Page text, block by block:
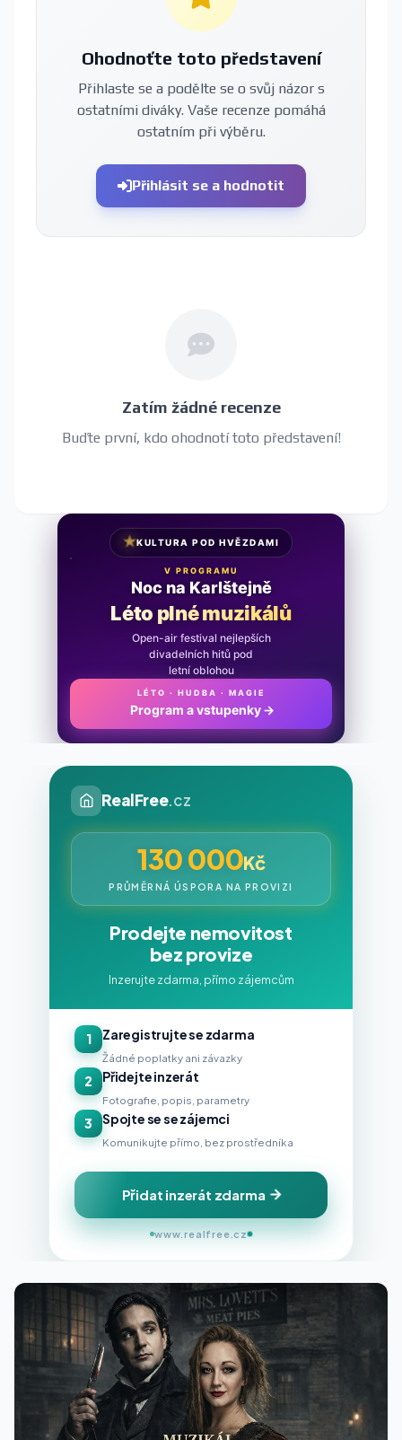
Ohodnoťte toto představení
Přihlaste se a podělte se o svůj názor s
ostatními diváky. Vaše recenze pomáhá
ostatním při výběru.
Přihlásit se a hodnotit
Zatím žádné recenze
Buďte první, kdo ohodnotí toto představení!
★KULTURA POD HVĚZDAMI
V PROGRAMU
Noc na Karlštejně
Léto plné muzikálů
Open-air festival nejlepších
divadelních hitů pod
letní oblohou
LÉTO · HUDBA · MAGIE
Program a vstupenky→
RealFree.cz
130 000Kč
PRŮMĚRNÁ ÚSPORA NA PROVIZI
Prodejte nemovitost
bez provize
Inzerujte zdarma, přímo zájemcům
1 Zaregistrujte se zdarma
Žádné poplatky ani závazky
2 Přidejte inzerát
Fotografie, popis, parametry
3 Spojte se se zájemci
Komunikujte přímo, bez prostředníka
Přidat inzerát zdarma
www.realfree.cz